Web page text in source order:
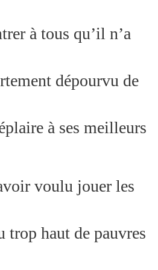
à tous qu’il n’a
dépourvu de
à ses meilleurs
voulu jouer les
trop haut de pauvres